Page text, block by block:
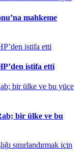
mahkeme
istifa etti
bir ülke ve bu